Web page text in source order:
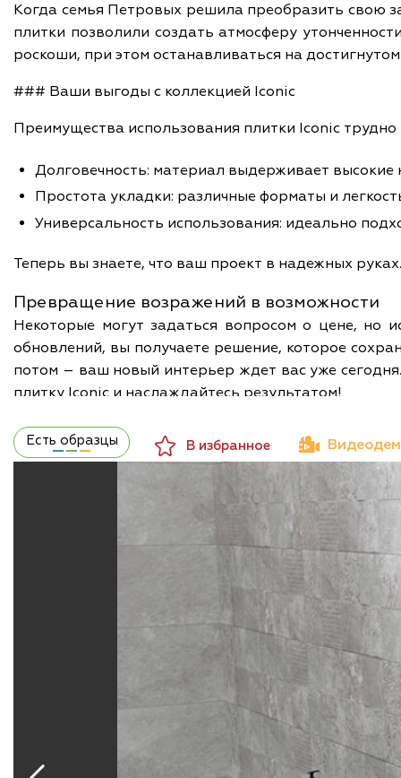
Когда семья Петровых решила преобразить свою
плитки позволили создать атмосферу
роскоши, при этом останавливаться на
### Ваши выгоды с коллекцией Iconic
Преимущества использования плитки Iconic трудно
Долговечность: материал выдерживает высокие
Простота укладки: различные форматы и
Универсальность использования: идеально
Теперь вы знаете, что ваш проект в надежных
Превращение возражений в возможности
Некоторые могут задаться вопросом о цене, но
обновлений, вы получаете решение, которое
потом – ваш новый интерьер ждет вас уже
плитку Iconic и наслаждайтесь результатом!
Есть образцы В избранное